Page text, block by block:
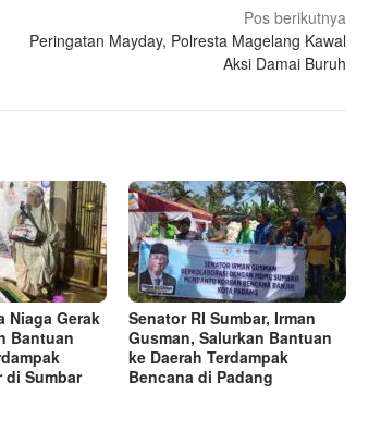
Pos berikutnya
Peringatan Mayday, Polresta Magelang Kawal
Aksi Damai Buruh
Niaga Gerak
Bantuan
di Sumbar
Senator RI Sumbar, Irman
Gusman, Salurkan Bantuan
ke Daerah Terdampak
Bencana di Padang